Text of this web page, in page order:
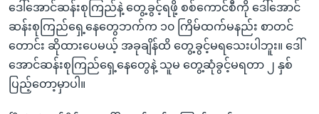
ဒေါ်အောင်ဆန်းစုကြည်နဲ့ တွေ့ခွင့်ရဖို့ စစ်ကောင်စီကို ဒေါ်အောင်
ဆန်းစုကြည်ရှေ့နေတွေဘက်က ၁၀ ကြိမ်ထက်မနည်း စာတင်
တောင်း ဆိုထားပေမယ့် အခုချိန်ထိ တွေ့ခွင့်မရသေးပါဘူး။ ဒေါ်
အောင်ဆန်းစုကြည်ရှေ့နေတွေနဲ့ သူမ တွေ့ဆုံခွင့်မရတာ ၂ နှစ်
ပြည့်တော့မှာပါ။